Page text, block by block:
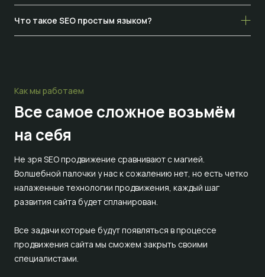
Что такое SEO простым языком?
Как мы работаем
Все самое сложное возьмём
на себя
Не зря SEO продвижение сравнивают с магией.
Волшебной палочки у нас к сожалению нет, но есть четко
налаженные технологии продвижения, каждый шаг
развития сайта будет спланирован.
Все задачи которые будут появляться в процессе
продвижения сайта мы сможем закрыть своими
специалистами.